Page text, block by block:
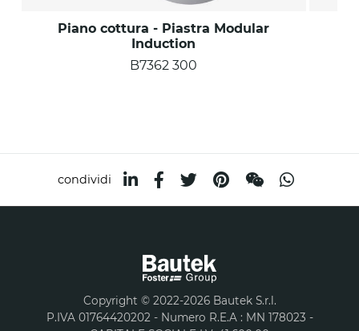
Piano cottura - Piastra Modular
Induction
B7362 300
condividi
Copyright © 2022-2026 Bautek S.r.l.
P.IVA 01764420202 - Numero R.E.A : MN 178023 -